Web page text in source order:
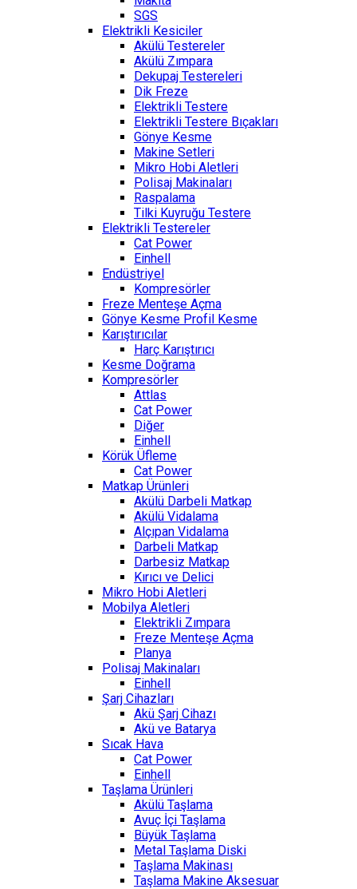
SGS
Elektrikli Kesiciler
Akülü Testereler
Akülü Zımpara
Dekupaj Testereleri
Dik Freze
Elektrikli Testere
Elektrikli Testere Bıçakları
Gönye Kesme
Makine Setleri
Mikro Hobi Aletleri
Polisaj Makinaları
Raspalama
Tilki Kuyruğu Testere
Elektrikli Testereler
Cat Power
Einhell
Endüstriyel
Kompresörler
Freze Menteşe Açma
Gönye Kesme Profil Kesme
Karıştırıcılar
Harç Karıştırıcı
Kesme Doğrama
Kompresörler
Attlas
Cat Power
Diğer
Einhell
Körük Üfleme
Cat Power
Matkap Ürünleri
Akülü Darbeli Matkap
Akülü Vidalama
Alçıpan Vidalama
Darbeli Matkap
Darbesiz Matkap
Kırıcı ve Delici
Mikro Hobi Aletleri
Mobilya Aletleri
Elektrikli Zımpara
Freze Menteşe Açma
Planya
Polisaj Makinaları
Einhell
Şarj Cihazları
Akü Şarj Cihazı
Akü ve Batarya
Sıcak Hava
Cat Power
Einhell
Taşlama Ürünleri
Akülü Taşlama
Avuç İçi Taşlama
Büyük Taşlama
Metal Taşlama Diski
Taşlama Makinası
Taşlama Makine Aksesuar